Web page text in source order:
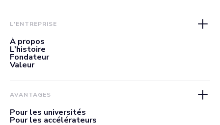
L'ENTREPRISE
À propos
L'histoire
Fondateur
Valeur
AVANTAGES
Pour les universités
Pour les accélérateurs